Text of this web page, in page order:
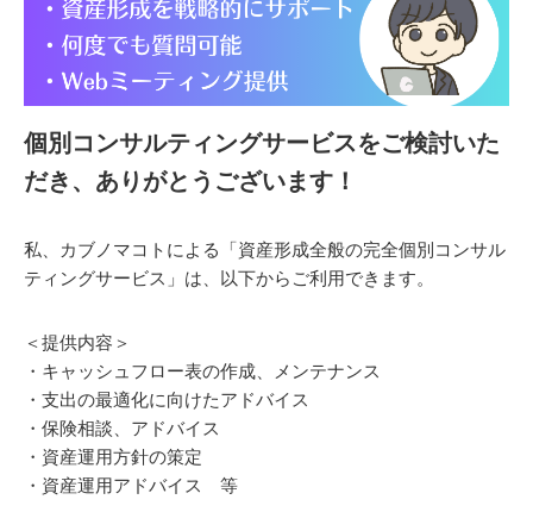
個別コンサルティングサービスをご検討いた
だき、ありがとうございます！
私、カブノマコトによる「資産形成全般の完全個別コンサル
ティングサービス」は、以下からご利用できます。
＜提供内容＞
・キャッシュフロー表の作成、メンテナンス
・支出の最適化に向けたアドバイス
・保険相談、アドバイス
・資産運用方針の策定
・資産運用アドバイス 等